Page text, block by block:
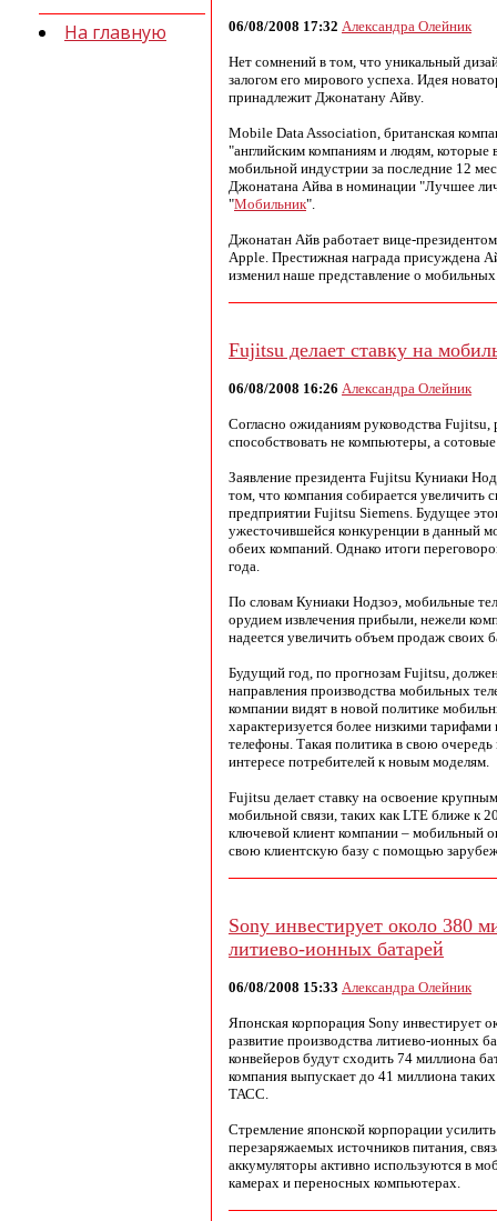
На главную
06/08/2008 17:32 Александра Олейник
Нет сомнений в том, что уникальный
залогом его мирового успеха. Идея
принадлежит Джонатану Айву.
Mobile Data Association, британская
"английским компаниям и людям, которые
мобильной индустрии за последние 12
Джонатана Айва в номинации "Лучшее
"Мобильник".
Джонатан Айв работает вице-
Apple. Престижная награда присуждена
изменил наше представление о
Fujitsu делает ставку на
06/08/2008 16:26 Александра Олейник
Согласно ожиданиям руководства
способствовать не компьютеры, а
Заявление президента Fujitsu Куниаки
том, что компания собирается увеличить
предприятии Fujitsu Siemens. Будущее
ужесточившейся конкуренции в данный
обеих компаний. Однако итоги
года.
По словам Куниаки Нодзоэ, мобильные
орудием извлечения прибыли, нежели
надеется увеличить объем продаж своих
Будущий год, по прогнозам Fujitsu,
направления производства мобильных
компании видят в новой политике
характеризуется более низкими
телефоны. Такая политика в свою очередь
интересе потребителей к новым моделям.
Fujitsu делает ставку на освоение
мобильной связи, таких как LTE ближе к
ключевой клиент компании – мобильный
свою клиентскую базу с помощью
Sony инвестирует около 380
литиево-ионных батарей
06/08/2008 15:33 Александра Олейник
Японская корпорация Sony инвестирует
развитие производства литиево-ионных
конвейеров будут сходить 74 миллиона
компания выпускает до 41 миллиона
ТАСС.
Стремление японской корпорации
перезаряжаемых источников питания,
аккумуляторы активно используются в
камерах и переносных компьютерах.